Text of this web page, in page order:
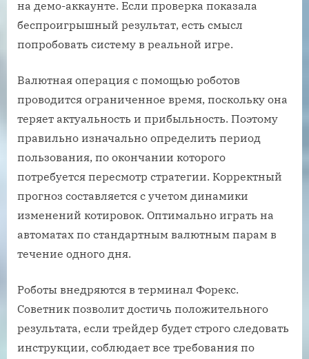
на демо-аккаунте. Если проверка показала
беспроигрышный результат, есть смысл
попробовать систему в реальной игре.
Валютная операция с помощью роботов
проводится ограниченное время, поскольку она
теряет актуальность и прибыльность. Поэтому
правильно изначально определить период
пользования, по окончании которого
потребуется пересмотр стратегии. Корректный
прогноз составляется с учетом динамики
изменений котировок. Оптимально играть на
автоматах по стандартным валютным парам в
течение одного дня.
Роботы внедряются в терминал Форекс.
Советник позволит достичь положительного
результата, если трейдер будет строго следовать
инструкции, соблюдает все требования по